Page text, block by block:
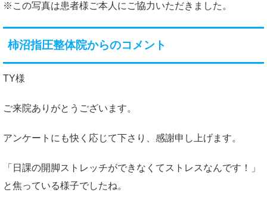
※この写真は患者様ご本人にご協力いただきました。
柿沼指圧整体院からのコメント
TY様
ご来院ありがとうございます。
アンケートにも快く応じて下さり、感謝申し上げます。
「日課の開脚ストレッチができなくてストレスなんです！」
と焦っている様子でしたね。